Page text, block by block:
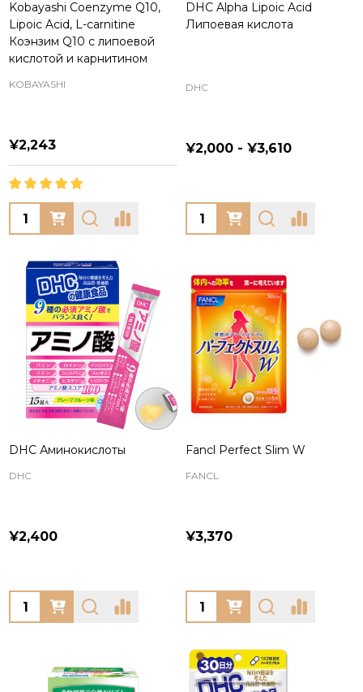
Kobayashi Coenzyme Q10,
Lipoic Acid, L-carnitine
Коэнзим Q10 с липоевой
кислотой и карнитином
KOBAYASHI
¥2,243
Quantity:
DHC Alpha Lipoic Acid
Липоевая кислота
DHC
¥2,000 - ¥3,610
Quantity:
DHC Аминокислоты
DHC
¥2,400
Quantity:
Fancl Perfect Slim W
FANCL
¥3,370
Quantity: